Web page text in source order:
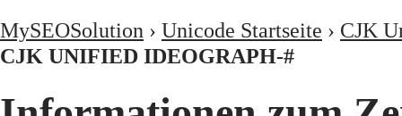
MySEOSolution › Unicode Startseite › CJK
CJK UNIFIED IDEOGRAPH-#